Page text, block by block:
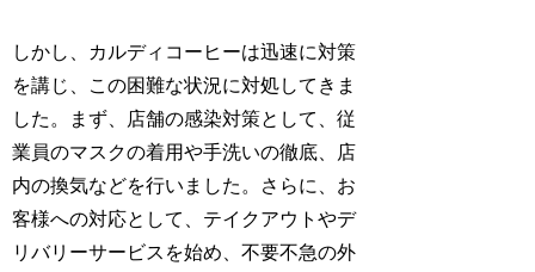
しかし、カルディコーヒーは迅速に対策
を講じ、この困難な状況に対処してきま
した。まず、店舗の感染対策として、従
業員のマスクの着用や手洗いの徹底、店
内の換気などを行いました。さらに、お
客様への対応として、テイクアウトやデ
リバリーサービスを始め、不要不急の外